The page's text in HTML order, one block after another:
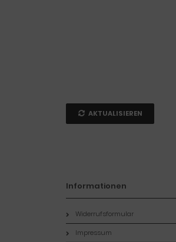
AKTUALISIEREN
Informationen
Widerrufsformular
Impressum